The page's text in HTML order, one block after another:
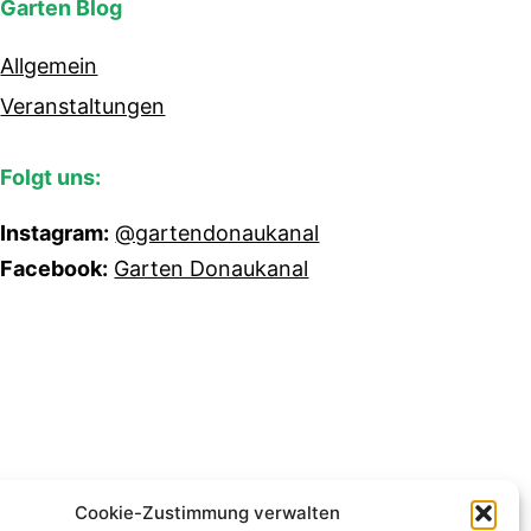
Cookie-Zustimmung verwalten
Garten Blog
Allgemein
Veranstaltungen
Folgt uns:
Instagram: @gartendonaukanal
Facebook: Garten Donaukanal